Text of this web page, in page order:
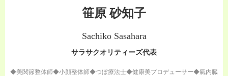
笹原 砂知子
Sachiko Sasahara
サラサクオリティーズ代表
◆美関節整体師◆小顔整体師◆つぼ療法士◆健康美プロデューサー◆氣内臓